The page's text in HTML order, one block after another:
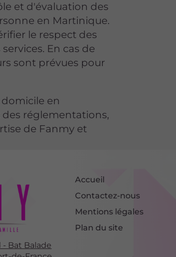
et d'évaluation des
en Martinique.
le respect des
En cas de
sont prévues pour
en
réglementations,
de Fanmy et
Bat Balade
Accueil
Contactez-nous
Mentions légales
Plan du site